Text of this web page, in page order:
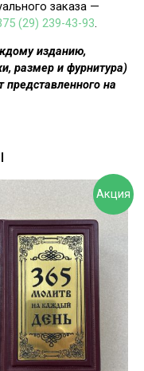
заказа —
(29) 239-43-93
изданию,
размер и фурнитура)
представленного на
Акция